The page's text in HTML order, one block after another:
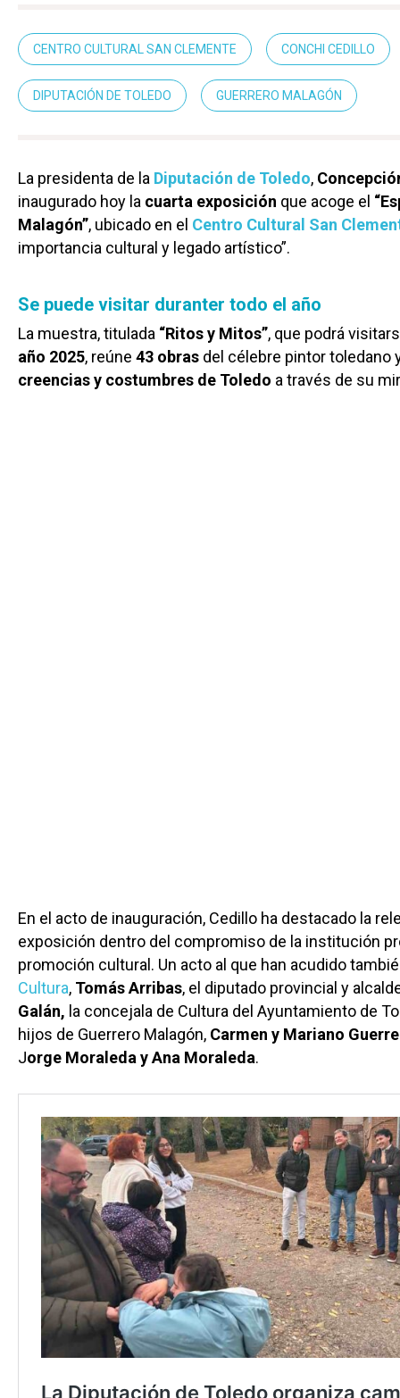
CENTRO CULTURAL SAN CLEMENTE CONCHI CEDILLO
DIPUTACIÓN DE TOLEDO GUERRERO MALAGÓN
La presidenta de la Diputación de Toledo,
inaugurado hoy la cuarta exposición que acoge el
Malagón”, ubicado en el Centro Cultural San
importancia cultural y legado artístico”.
Se puede visitar duranter todo el año
La muestra, titulada “Ritos y Mitos”, que podrá
año 2025, reúne 43 obras del célebre pintor toledano
creencias y costumbres de Toledo a través de su
En el acto de inauguración, Cedillo ha destacado la
exposición dentro del compromiso de la institución
promoción cultural. Un acto al que han acudido
Cultura, Tomás Arribas, el diputado provincial y
Galán, la concejala de Cultura del Ayuntamiento de
hijos de Guerrero Malagón, Carmen y Mariano
Jorge Moraleda y Ana Moraleda.